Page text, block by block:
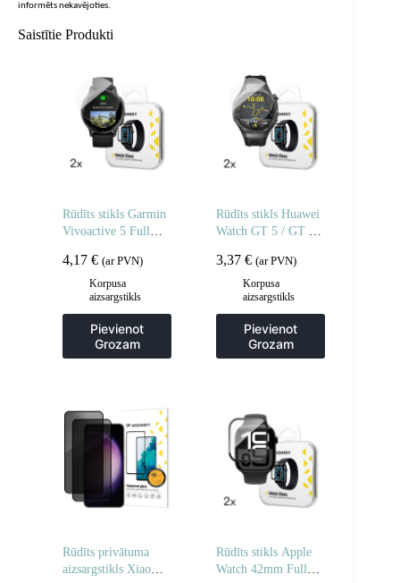
informēts nekavējoties.
Saistītie Produkti
Rūdīts stikls Garmin
Vivoactive 5 Full
gab.
4,17 € (ar PVN)
Korpusa
aizsargstikls
Pievienot
Grozam
Rūdīts stikls Huawei
Watch GT 5 / GT 5
Pro / GT 3 / GT 3
Pro Full Glue 42mm
– 2 gab.
3,37€ (ar PVN)
Korpusa
aizsargstikls
Pievienot
Grozam
Rūdīts privātuma
aizsargstikls Xiaomi
Rūdīts stikls Apple
Watch 42mm Full